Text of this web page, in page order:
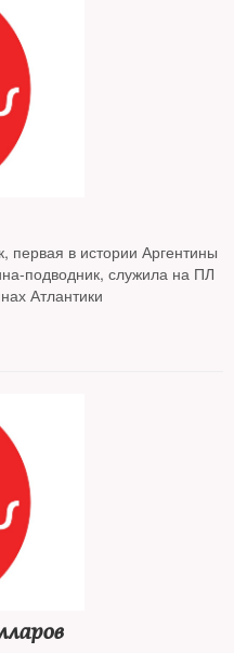
первая в истории Аргентины
подводник, служила на ПЛ
Атлантики